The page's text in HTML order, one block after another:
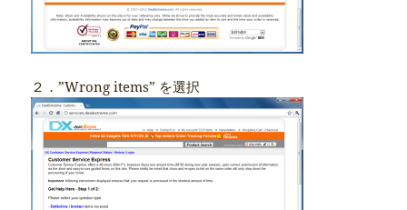
２．”Wrong items” を選択